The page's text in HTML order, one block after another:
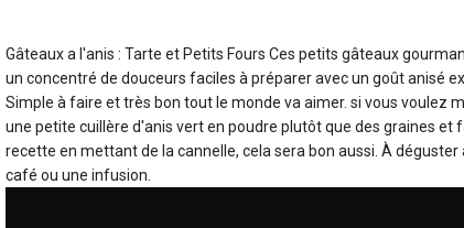
Gâteaux a l'anis : Tarte et Petits Fours Ces petits gâteaux
un concentré de douceurs faciles à préparer avec un goût anisé
Simple à faire et très bon tout le monde va aimer. si vous voulez
une petite cuillère d'anis vert en poudre plutôt que des graines et
recette en mettant de la cannelle, cela sera bon aussi. À déguster
café ou une infusion.